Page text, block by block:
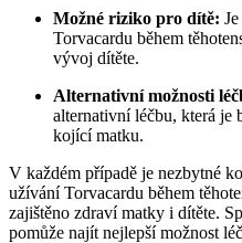
Možné riziko pro dítě:
Torvacardu během
vývoj dítěte.
Alternativní možnosti
alternativní léčbu, která je
kojící matku.
V každém případě je nezbytné
užívání Torvacardu během
zajištěno zdraví matky i dítěte.
pomůže najít nejlepší možnost